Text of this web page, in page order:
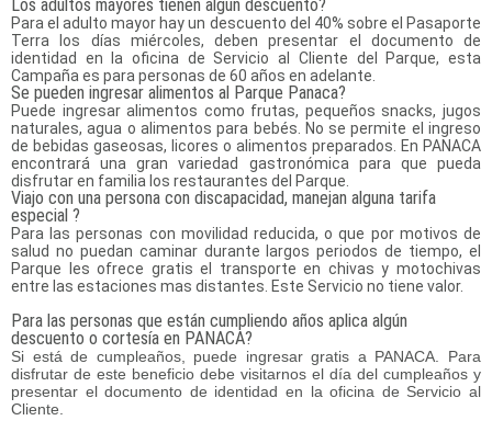
Los adultos mayores tienen algún descuento?
Para el adulto mayor hay un descuento del 40% sobre el Pasaporte
Terra los días miércoles, deben presentar el documento de
identidad en la oficina de Servicio al Cliente del Parque, esta
Campaña es para personas de 60 años en adelante.
Se pueden ingresar alimentos al Parque Panaca?
Puede ingresar alimentos como frutas, pequeños snacks, jugos
naturales, agua o alimentos para bebés. No se permite el ingreso
de bebidas gaseosas, licores o alimentos preparados. En PANACA
encontrará una gran variedad gastronómica para que pueda
disfrutar en familia los restaurantes del Parque.
Viajo con una persona con discapacidad, manejan alguna tarifa
especial ?
Para las personas con movilidad reducida, o que por motivos de
salud no puedan caminar durante largos periodos de tiempo, el
Parque les ofrece gratis el transporte en chivas y motochivas
entre las estaciones mas distantes. Este Servicio no tiene valor.
Para las personas que están cumpliendo años aplica algún
descuento o cortesía en PANACA?
Si está de cumpleaños, puede ingresar gratis a PANACA. Para
disfrutar de este beneficio debe visitarnos el día del cumpleaños y
presentar el documento de identidad en la oficina de Servicio al
Cliente.